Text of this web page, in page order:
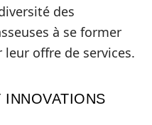
des
à se former
offre de services.